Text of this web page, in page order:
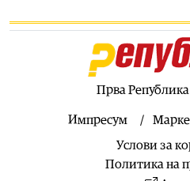
Технологија|Kаде исчезнаа
Системот ЕЕС прави
07.08.2026
Седум земји од ЕУ ја
блокадата на именувањето на
Прва
Импресум
Услови за
Политика на